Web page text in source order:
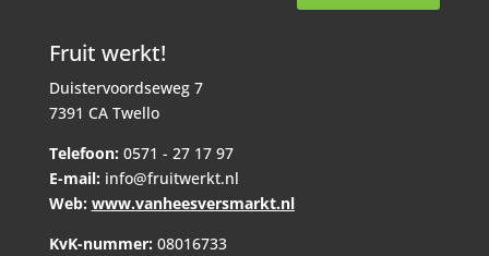
Fruit werkt!
Duistervoordseweg 7
7391 CA Twello
Telefoon: 0571 - 27 17 97
E-mail: info@fruitwerkt.nl
Web: www.vanheesversmarkt.nl
KvK-nummer: 08016733